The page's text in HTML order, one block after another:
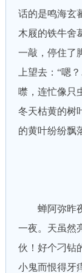
话的是鸣海玄
木屐的铁牛舍
一敲，停住了
上望去：“嗯
噤，连忙像只
冬天枯黄的树
的黄叶纷纷
蝉阿弥昨夜
一夜。天虽然
伙！好个刁钻
小鬼而恨得牙